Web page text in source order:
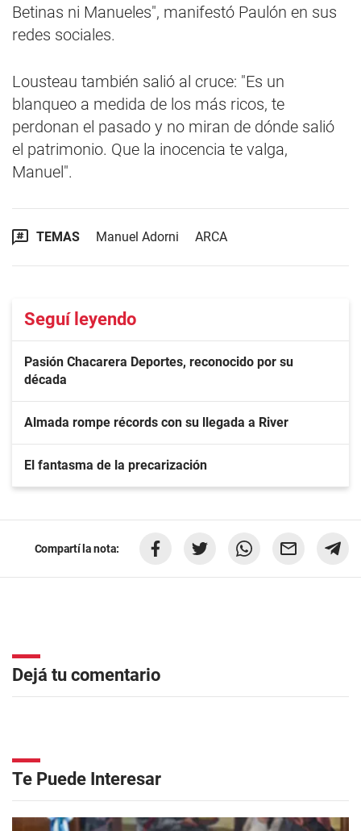
Betinas ni Manueles", manifestó Paulón en sus
redes sociales.
Lousteau también salió al cruce: "Es un
blanqueo a medida de los más ricos, te
perdonan el pasado y no miran de dónde salió
el patrimonio. Que la inocencia te valga,
Manuel".
TEMAS Manuel Adorni ARCA
Seguí leyendo
Pasión Chacarera Deportes, reconocido por su
década
Almada rompe récords con su llegada a River
El fantasma de la precarización
Compartí la nota:
Dejá tu comentario
Te Puede Interesar